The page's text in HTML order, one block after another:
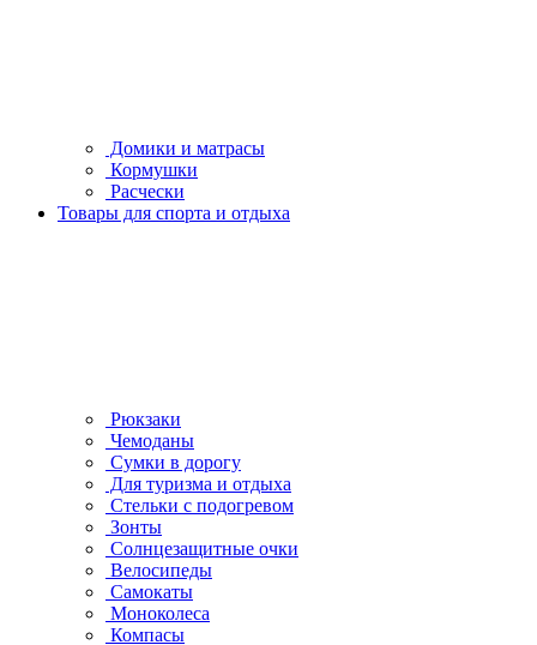
Домики и матрасы
Кормушки
Расчески
Товары для спорта и отдыха
Рюкзаки
Чемоданы
Сумки в дорогу
Для туризма и отдыха
Стельки с подогревом
Зонты
Солнцезащитные очки
Велосипеды
Самокаты
Моноколеса
Компасы